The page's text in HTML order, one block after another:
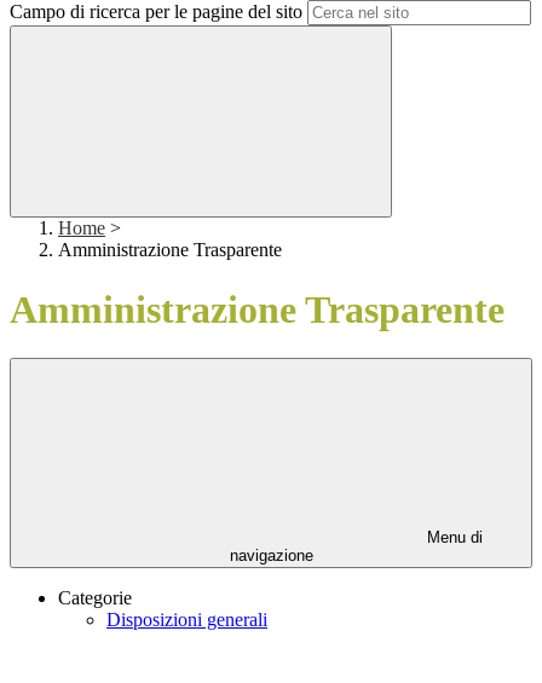
Campo di ricerca per le pagine del sito
Home >
Amministrazione Trasparente
Amministrazione Trasparente
Menu di
navigazione
Categorie
Disposizioni generali